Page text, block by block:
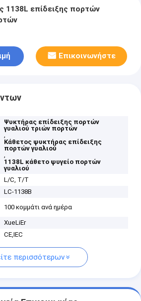
1138L επίδειξης πορτών
Επικοινωνήστε
Ψυκτήρας επίδειξης πορτών
γυαλιού τριών πορτών
,
Κάθετος ψυκτήρας επίδειξης
πορτών γυαλιού
,
1138L κάθετο ψυγείο πορτών
γυαλιού
L/C, T/T
LC-1138B
100 κομμάτι ανά ημέρα
XueLiEr
CE,IEC
περισσότερων